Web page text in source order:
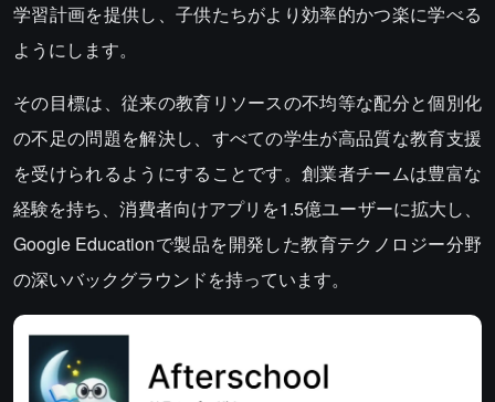
学習計画を提供し、子供たちがより効率的かつ楽に学べる
ようにします。
その目標は、従来の教育リソースの不均等な配分と個別化
の不足の問題を解決し、すべての学生が高品質な教育支援
を受けられるようにすることです。創業者チームは豊富な
経験を持ち、消費者向けアプリを1.5億ユーザーに拡大し、
Google Educationで製品を開発した教育テクノロジー分野
の深いバックグラウンドを持っています。